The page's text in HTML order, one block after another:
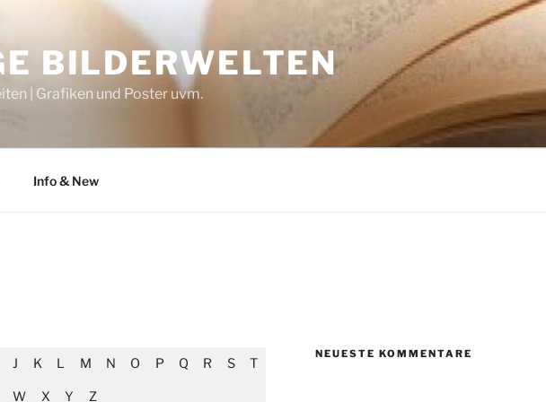
BILDERWELTEN
| Grafiken und Poster uvm.
Info & New
J K L M N O P Q R S T
W X Y Z
NEUESTE KOMMENTARE